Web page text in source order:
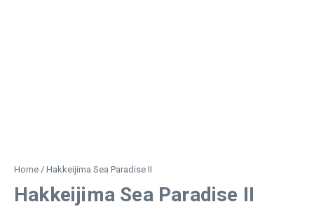
Home / Hakkeijima Sea Paradise II
Hakkeijima Sea Paradise II